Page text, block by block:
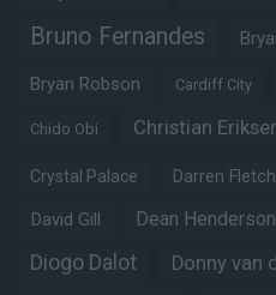
Bruno Fernandes
Bryan Robson Cardiff City
Chido Obi Christian
Crystal Palace Darren
David Gill Dean Henderson
Diogo Dalot Donny van